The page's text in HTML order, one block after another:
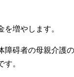
増やします。
障碍者の母親介護
。